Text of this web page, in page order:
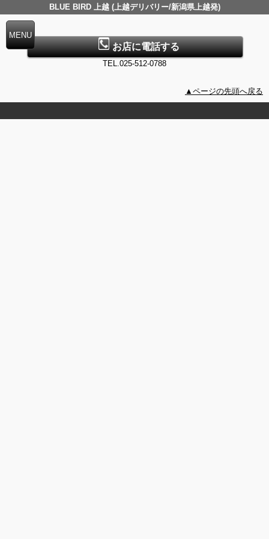
BLUE BIRD 上越 (上越デリバリー/新潟県上越発)
お店に電話する
TEL.025-512-0788
▲ページの先頭へ戻る